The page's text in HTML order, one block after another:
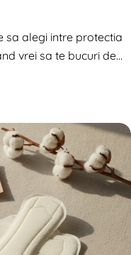
sa alegi intre protectia
vrei sa te bucuri de